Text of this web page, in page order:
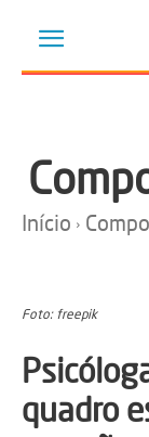
Início
Foto: freepik
quadro